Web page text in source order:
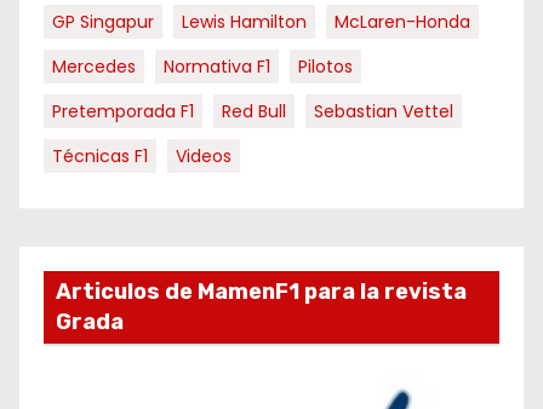
GP Singapur
Lewis Hamilton
McLaren-Honda
Mercedes
Normativa F1
Pilotos
Pretemporada F1
Red Bull
Sebastian Vettel
Técnicas F1
Videos
Articulos de MamenF1 para la revista
Grada